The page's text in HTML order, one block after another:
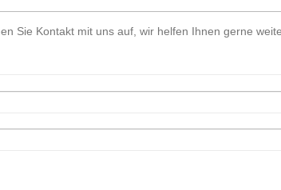
Sie Kontakt mit uns auf, wir helfen Ihnen gerne